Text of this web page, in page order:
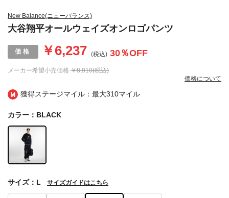
獲得ステージマイル：最大310マイル
New Balance(ニューバランス)
大谷翔平オールウェイズオンロゴパンツ
メーカー希望小売価格 ￥8,910(税込)
￥6,237 (税込) 30％OFF
価格について
カラー：BLACK
サイズ：L サイズガイドはこちら